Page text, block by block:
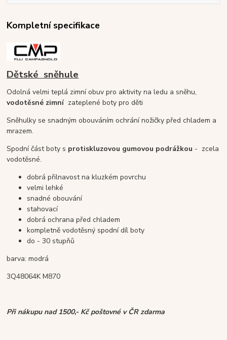
Kompletní specifikace
Dětské sněhule
Odolná velmi teplá zimní obuv pro aktivity na ledu a sněhu,
vodotěsné zimnízateplené boty pro děti
Sněhulky se snadným obouváním ochrání nožičky před chladem a
mrazem.
Spodní část boty s protiskluzovou gumovou podrážkou - zcela
vodotěsné.
dobrá přilnavost na kluzkém povrchu
velmi lehké
snadné obouvání
stahovací
dobrá ochrana před chladem
kompletně vodotěsný spodní díl boty
do - 30 stupňů
barva: modrá
3Q48064K M870
Při nákupu nad 1500,- Kč poštovné v ČR zdarma